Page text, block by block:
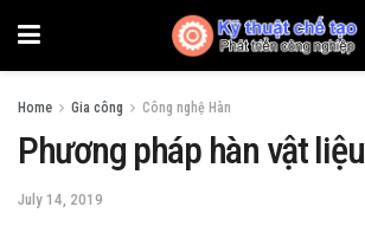
Home Gia công Công nghệ Hàn
Phương pháp hàn vật liệu
July 14, 2019